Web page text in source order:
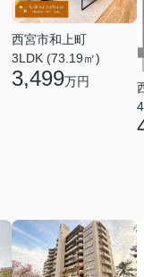
西宮市和上町
3LDK (73.19㎡)
3,499万円